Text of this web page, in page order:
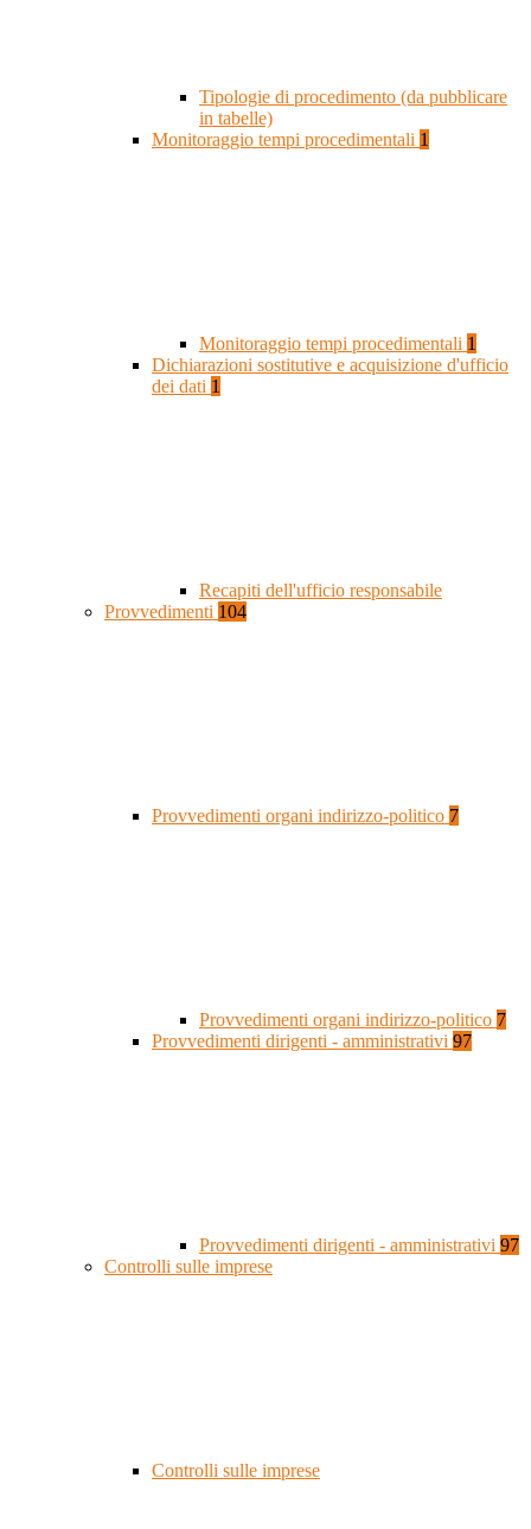
Tipologie di procedimento (da pubblicare
in tabelle)
Monitoraggio tempi procedimentali 1
Monitoraggio tempi procedimentali 1
Dichiarazioni sostitutive e acquisizione d'ufficio
dei dati 1
Recapiti dell'ufficio responsabile
Provvedimenti 104
Provvedimenti organi indirizzo-politico 7
Provvedimenti organi indirizzo-politico 7
Provvedimenti dirigenti - amministrativi 97
Provvedimenti dirigenti - amministrativi 97
Controlli sulle imprese
Controlli sulle imprese